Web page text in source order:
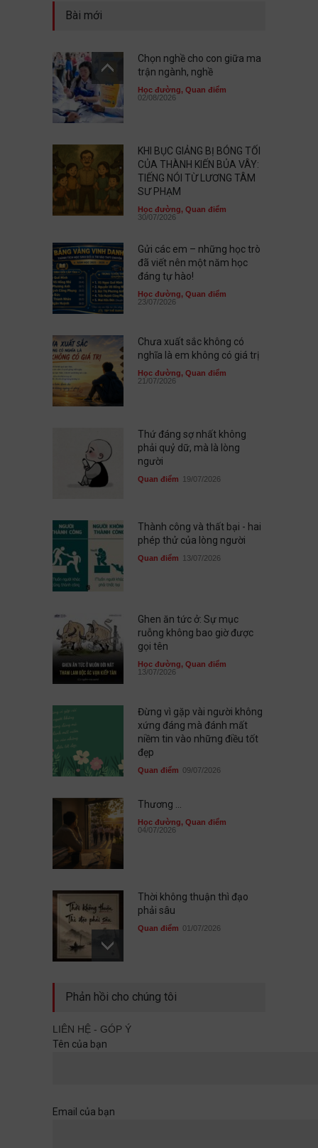
Bài mới
Chọn nghề cho con giữa ma
trận ngành, nghề
Học đường, Quan điểm
02/08/2026
KHI BỤC GIẢNG BỊ BÓNG TỐI
CỦA THÀNH KIẾN BỦA VÂY:
TIẾNG NÓI TỪ LƯƠNG TÂM
SƯ PHẠM
Học đường, Quan điểm
30/07/2026
Gửi các em – những học trò
đã viết nên một năm học
đáng tự hào!
Học đường, Quan điểm
23/07/2026
Chưa xuất sắc không có
nghĩa là em không có giá trị
Học đường, Quan điểm
21/07/2026
Thứ đáng sợ nhất không
phải quỷ dữ, mà là lòng
người
Quan điểm 19/07/2026
Thành công và thất bại - hai
phép thử của lòng người
Quan điểm 13/07/2026
Ghen ăn tức ở: Sự mục
ruỗng không bao giờ được
gọi tên
Học đường, Quan điểm
13/07/2026
Đừng vì gặp vài người không
xứng đáng mà đánh mất
niềm tin vào những điều tốt
đẹp
Quan điểm 09/07/2026
Thương ...
Học đường, Quan điểm
04/07/2026
Thời không thuận thì đạo
phải sâu
Quan điểm 01/07/2026
Sau cùng, mình đã không đi
cùng nhau
Phản hồi cho chúng tôi
LIÊN HỆ - GÓP Ý
Tên của bạn
Email của bạn